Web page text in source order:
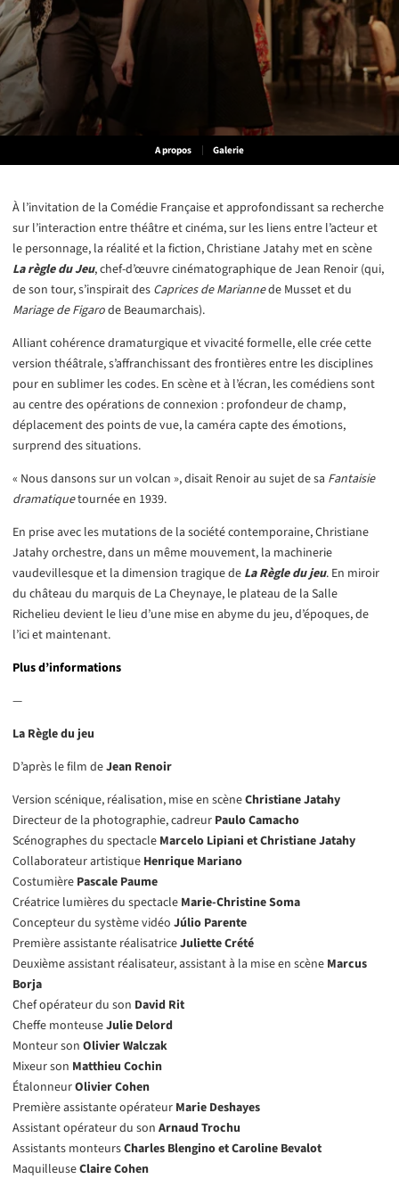
A propos Galerie
À l’invitation de la Comédie Française et approfondissant sa recherche
sur l’interaction entre théâtre et cinéma, sur les liens entre l’acteur et
le personnage, la réalité et la fiction, Christiane Jatahy met en scène
La règle du Jeu, chef-d’œuvre cinématographique de Jean Renoir (qui,
de son tour, s’inspirait des Caprices de Mariannede Musset et du
Mariage de Figarode Beaumarchais).
Alliant cohérence dramaturgique et vivacité formelle, elle crée cette
version théâtrale, s’affranchissant des frontières entre les disciplines
pour en sublimer les codes. En scène et à l’écran, les comédiens sont
au centre des opérations de connexion : profondeur de champ,
déplacement des points de vue, la caméra capte des émotions,
surprend des situations.
« Nous dansons sur un volcan », disait Renoir au sujet de sa Fantaisie
dramatiquetournée en 1939.
En prise avec les mutations de la société contemporaine, Christiane
Jatahy orchestre, dans un même mouvement, la machinerie
vaudevillesque et la dimension tragique de La Règle du jeu. En miroir
du château du marquis de La Cheynaye, le plateau de la Salle
Richelieu devient le lieu d’une mise en abyme du jeu, d’époques, de
l’ici et maintenant.
Plus d’informations
—
La Règle du jeu
D’après le film deJean Renoir
Version scénique, réalisation, mise en scèneChristiane Jatahy
Directeur de la photographie, cadreur Paulo Camacho
Scénographes du spectacle Marcelo Lipiani et Christiane Jatahy
Collaborateur artistique Henrique Mariano
Costumière Pascale Paume
Créatrice lumières du spectacle Marie-Christine Soma
Concepteur du système vidéo Júlio Parente
Première assistante réalisatriceJuliette Crété
Deuxième assistant réalisateur, assistant à la mise en scène Marcus
Borja
Chef opérateur du son David Rit
Cheffe monteuseJulie Delord
Monteur son Olivier Walczak
Mixeur son Matthieu Cochin
ÉtalonneurOlivier Cohen
Première assistante opérateur Marie Deshayes
Assistant opérateur du son Arnaud Trochu
Assistants monteursCharles Blengino et Caroline Bevalot
MaquilleuseClaire Cohen